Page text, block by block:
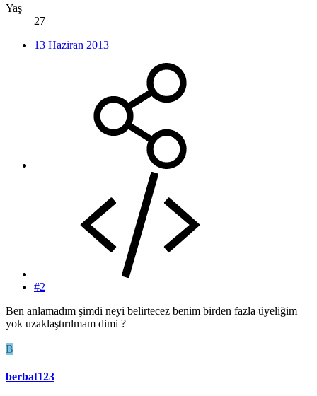
Yaş
27
13 Haziran 2013
#2
Ben anlamadım şimdi neyi belirtecez benim birden fazla üyeliğim
yok uzaklaştırılmam dimi ?
B
berbat123